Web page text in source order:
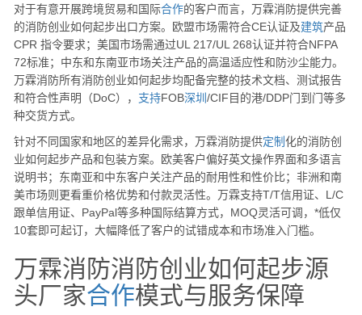
对于有意开展跨境贸易和国际合作的客户而言，万霖消防提供完善
的消防创业如何起步出口方案。欧盟市场需符合CE认证及建筑产品
CPR 指令要求；美国市场需通过UL 217/UL 268认证并符合NFPA
72标准；中东和东南亚市场关注产品的高温适应性和防沙尘能力。
万霖消防所有消防创业如何起步均配备完整的技术文档、测试报告
和符合性声明（DoC）， 支持FOB深圳 /CIF目的港/DDP门到门等多
种交货方式。
针对不同国家和地区的差异化需求，万霖消防提供定制化的消防创
业如何起步产品和包装方案。欧美客户偏好英文操作界面和多语言
说明书；东南亚和中东客户关注产品的耐用性和性价比；非洲和南
美市场则更看重价格优势和付款灵活性。万霖支持T/T信用证、L/C
跟单信用证、PayPal等多种国际结算方式，MOQ灵活可调，*低仅
10套即可起订，大幅降低了客户的试错成本和市场准入门槛。
万霖消防消防创业如何起步源
头厂家合作模式与服务保障